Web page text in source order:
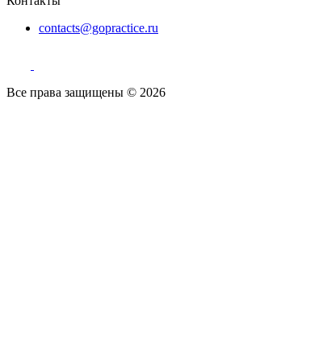
contacts@gopractice.ru
Все права защищены © 2026